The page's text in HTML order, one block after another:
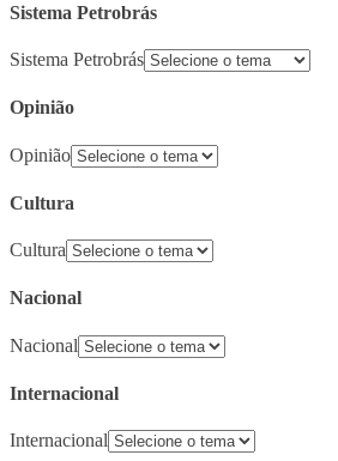
Sistema Petrobrás
Sistema Petrobrás
Opinião
Opinião
Cultura
Cultura
Nacional
Nacional
Internacional
Internacional